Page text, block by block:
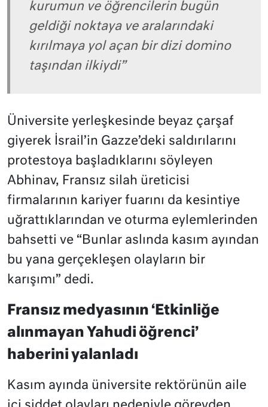
kurumun ve öğrencilerin bugün
geldiği noktaya ve aralarındaki
kırılmaya yol açan bir dizi domino
taşından ilkiydi”
Üniversite yerleşkesinde beyaz çarşaf
giyerek İsrail’in Gazze’deki saldırılarını
protestoya başladıklarını söyleyen
Abhinav, Fransız silah üreticisi
firmalarının kariyer fuarını da kesintiye
uğrattıklarından ve oturma eylemlerinden
bahsetti ve “Bunlar aslında kasım ayından
bu yana gerçekleşen olayların bir
karışımı” dedi.
Fransız medyasının ‘Etkinliğe
alınmayan Yahudi öğrenci’
haberini yalanladı
Kasım ayında üniversite rektörünün aile